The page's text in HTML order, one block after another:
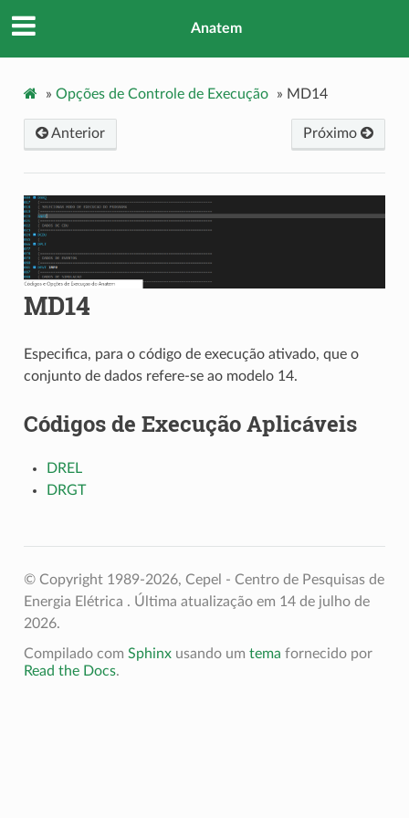
Anatem
» Opções de Controle de Execução » MD14
Próximo
Anterior
MD14
Especifica, para o código de execução ativado, que o
conjunto de dados refere-se ao modelo 14.
Códigos de Execução Aplicáveis
DREL
DRGT
© Copyright 1989-2026, Cepel - Centro de Pesquisas de
Energia Elétrica . Última atualização em 14 de julho de
2026.
Compilado com Sphinxusando um tema fornecido por
Read the Docs.